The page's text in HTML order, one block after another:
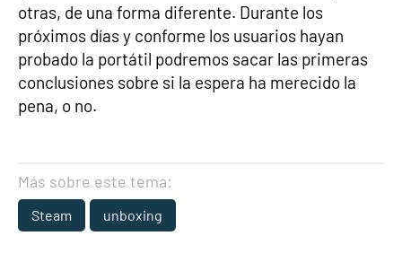
otras, de una forma diferente. Durante los
próximos días y conforme los usuarios hayan
probado la portátil podremos sacar las primeras
conclusiones sobre si la espera ha merecido la
pena, o no.
Más sobre este tema:
Steam unboxing